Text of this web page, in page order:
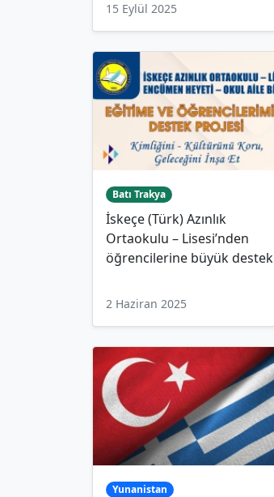
15 Eylül 2025
Batı Trakya
İskeçe (Türk) Azınlık
Ortaokulu – Lisesi’nden
öğrencilerine büyük destek
2 Haziran 2025
Yunanistan